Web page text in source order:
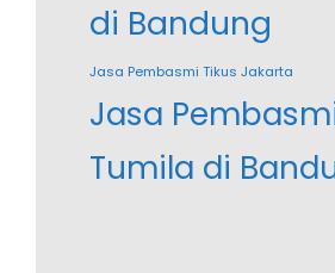
di Bandung
Jasa Pembasmi Tikus Jakarta
Jasa
Tumila di